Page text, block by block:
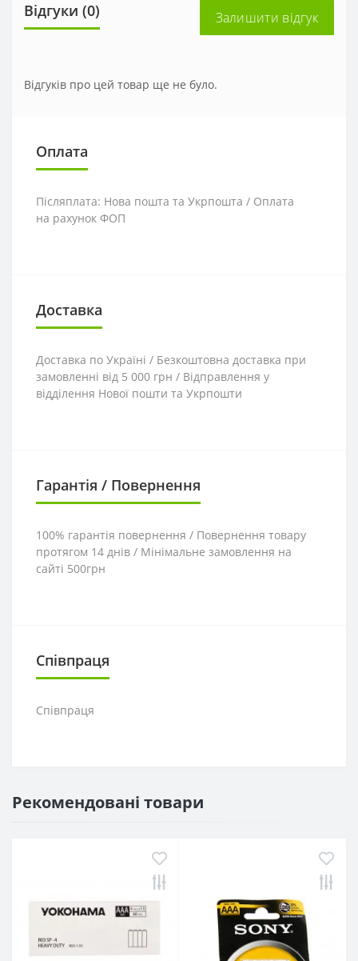
Відгуки (0) Залишити відгук
Відгуків про цей товар ще не було.
Оплата
Післяплата: Нова пошта та Укрпошта / Оплата
на рахунок ФОП
Доставка
Доставка по Україні / Безкоштовна доставка при
замовленні від 5 000 грн / Відправлення у
відділення Нової пошти та Укрпошти
Гарантія / Повернення
100% гарантія повернення / Повернення товару
протягом 14 днів / Мінімальне замовлення на
сайті 500грн
Співпраця
Співпраця
Рекомендовані товари